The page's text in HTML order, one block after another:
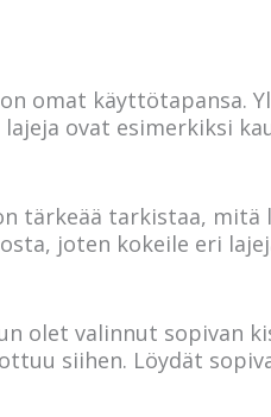
omat käyttötapansa.
ovat esimerkiksi
tärkeää tarkistaa, mitä
joten kokeile eri
olet valinnut sopivan
siihen. Löydät